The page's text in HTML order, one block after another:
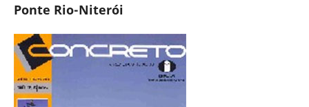
Ponte Rio-Niterói